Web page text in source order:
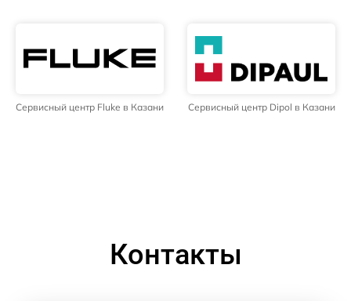
Сервисный центр Fluke в Казани Сервисный центр Dipol в Казани
Контакты